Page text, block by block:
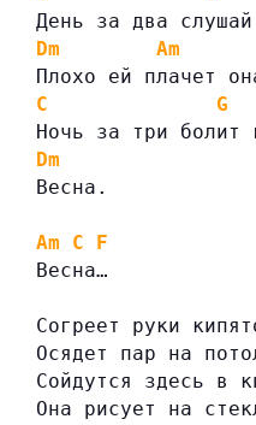
День за два
Dm
Am
Плохо ей плачет
C
G
Ночь за три болит
Dm
Весна.
Am C
F
Весна…
Согреет руки
Осядет пар на
Сойдутся здесь в
Она рисует на